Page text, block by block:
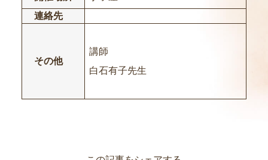
連絡先
その他
講師
白石有子先生